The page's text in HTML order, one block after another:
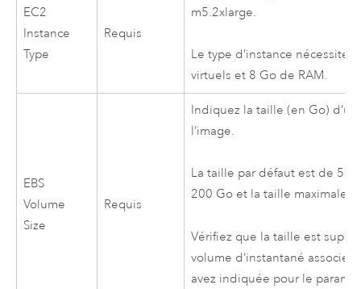
EC2
Instance
Type
Requis
m5.2xlarge.
Le type d’instance nécessite
virtuels et 8 Go de RAM.
EBS
Volume
Size
Requis
Indiquez la taille (en Go)
l’image.
La taille par défaut est de
200 Go et la taille maximale
Vérifiez que la taille est
volume d’instantané associé
avez indiquée pour le